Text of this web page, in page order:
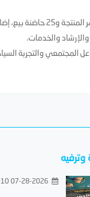
ويشهد المهرجان مشاركة مجتمعية
التخطيط والتفاعل المجتمعي